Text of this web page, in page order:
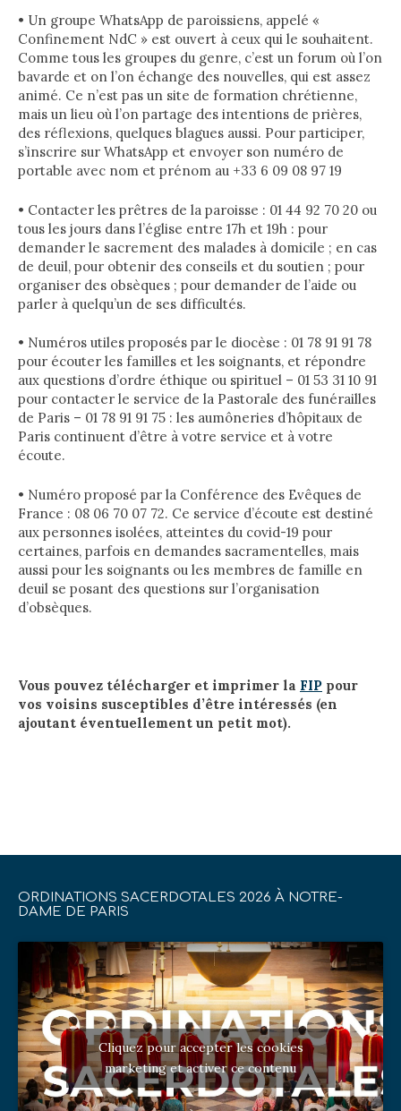
• Un groupe WhatsApp de paroissiens, appelé «
Confinement NdC » est ouvert à ceux qui le souhaitent.
Comme tous les groupes du genre, c’est un forum où l’on
bavarde et on l’on échange des nouvelles, qui est assez
animé. Ce n’est pas un site de formation chrétienne,
mais un lieu où l’on partage des intentions de prières,
des réflexions, quelques blagues aussi. Pour participer,
s’inscrire sur WhatsApp et envoyer son numéro de
portable avec nom et prénom au +33 6 09 08 97 19
• Contacter les prêtres de la paroisse : 01 44 92 70 20 ou
tous les jours dans l’église entre 17h et 19h : pour
demander le sacrement des malades à domicile ; en cas
de deuil, pour obtenir des conseils et du soutien ; pour
organiser des obsèques ; pour demander de l’aide ou
parler à quelqu’un de ses difficultés.
• Numéros utiles proposés par le diocèse : 01 78 91 91 78
pour écouter les familles et les soignants, et répondre
aux questions d’ordre éthique ou spirituel – 01 53 31 10 91
pour contacter le service de la Pastorale des funérailles
de Paris – 01 78 91 91 75 : les aumôneries d’hôpitaux de
Paris continuent d’être à votre service et à votre
écoute.
• Numéro proposé par la Conférence des Evêques de
France : 08 06 70 07 72. Ce service d’écoute est destiné
aux personnes isolées, atteintes du covid-19 pour
certaines, parfois en demandes sacramentelles, mais
aussi pour les soignants ou les membres de famille en
deuil se posant des questions sur l’organisation
d’obsèques.
Vous pouvez télécharger et imprimer la FIP pour
vos voisins susceptibles d’être intéressés (en
ajoutant éventuellement un petit mot).
ORDINATIONS SACERDOTALES 2026 À NOTRE-
DAME DE PARIS
Cliquez pour accepter les cookies
marketing et activer ce contenu